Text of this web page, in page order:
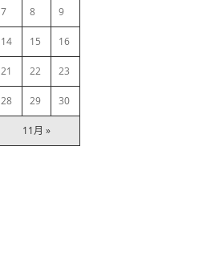
11月 »
7 8 9
14 15 16
21 22 23
28 29 30